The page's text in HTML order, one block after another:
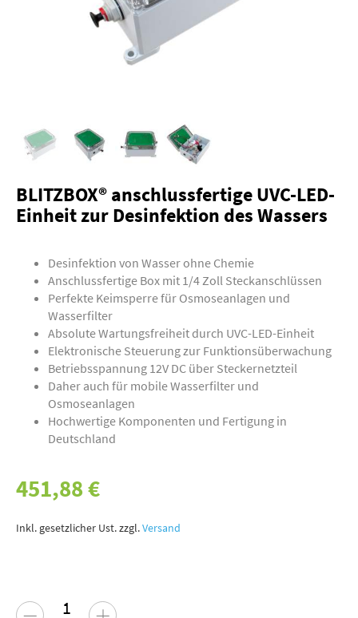
BLITZBOX® anschlussfertige UVC-LED-
Einheit zur Desinfektion des Wassers
Desinfektion von Wasser ohne Chemie
Anschlussfertige Box mit 1/4 Zoll Steckanschlüssen
Perfekte Keimsperre für Osmoseanlagen und
Wasserfilter
Absolute Wartungsfreiheit durch UVC-LED-Einheit
Elektronische Steuerung zur Funktionsüberwachung
Betriebsspannung 12V DC über Steckernetzteil
Daher auch für mobile Wasserfilter und
Osmoseanlagen
Hochwertige Komponenten und Fertigung in
Deutschland
451,88 €
Inkl. gesetzlicher Ust. zzgl.Versand